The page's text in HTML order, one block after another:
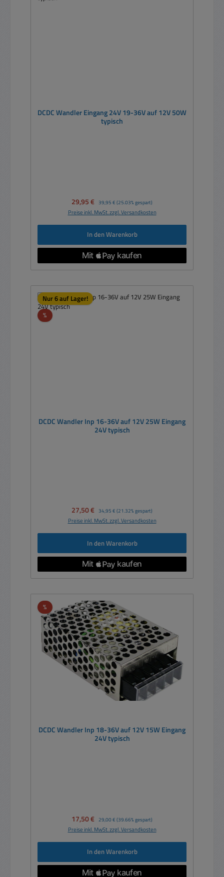
DCDC Wandler Eingang 24V 19-36V auf 12V 50W
typisch
Verkaufspreis:
29,95 € Regulärer Preis:
39,95 € (25.03% gespart)
Preise inkl. MwSt. zzgl. Versandkosten
In den Warenkorb
Nur 6 auf Lager!
%Rabatt
DCDC Wandler Inp 16-36V auf 12V 25W Eingang
24V typisch
Verkaufspreis:
27,50 € Regulärer Preis:
34,95 € (21.32% gespart)
Preise inkl. MwSt. zzgl. Versandkosten
In den Warenkorb
%Rabatt
DCDC Wandler Inp 18-36V auf 12V 15W Eingang
24V typisch
Verkaufspreis:
17,50 € Regulärer Preis:
29,00 € (39.66% gespart)
Preise inkl. MwSt. zzgl. Versandkosten
In den Warenkorb